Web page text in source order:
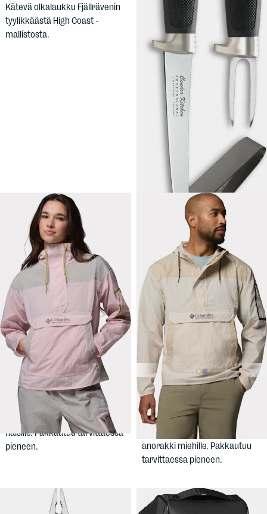
Kätevä olkalaukku Fjällrävenin
tyylikkäästä High Coast -
mallistosta.
79,90 €
MARTTIINI
Kalasetti 7 CKP
Fileerausveitsi ja kalapiikki
puukkomaisilla kahvoilla, ja
tukevat ruotopihdit samassa
paketissa.
70 €
COLUMBIAWomen's
Challenger II Windbreaker
Kevyt, tuulelta suojaava takki
naisille. Pakkautuu tarvittaessa
pieneen.
49,90 €
COLUMBIA
Challenger Windbreaker
Anorak
Kevyt, tuulelta suojaava
anorakki miehille. Pakkautuu
tarvittaessa pieneen.